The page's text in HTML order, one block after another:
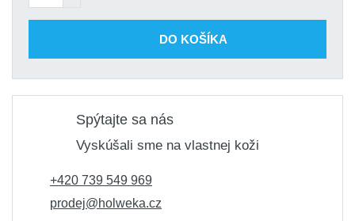
DO KOŠÍKA
Spýtajte sa nás
Vyskúšali sme na vlastnej koži
+420 739 549 969
prodej@holweka.cz